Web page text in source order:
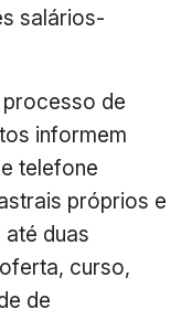
salários-
de
informem
telefone
próprios e
duas
curso,
de